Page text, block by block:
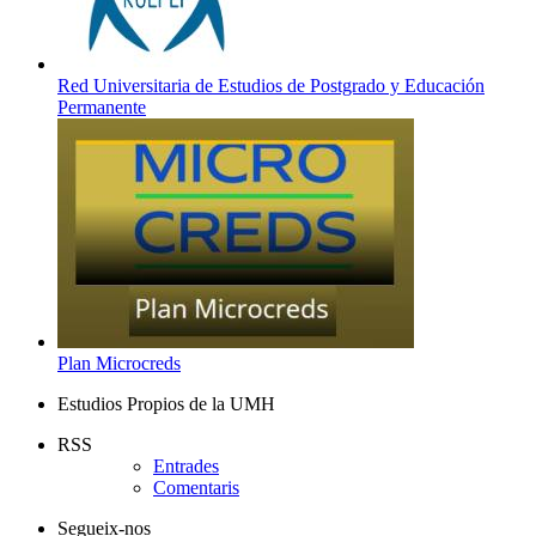
Red Universitaria de Estudios de Postgrado y Educación
Permanente
Plan Microcreds
Estudios Propios de la UMH
RSS
Entrades
Comentaris
Segueix-nos